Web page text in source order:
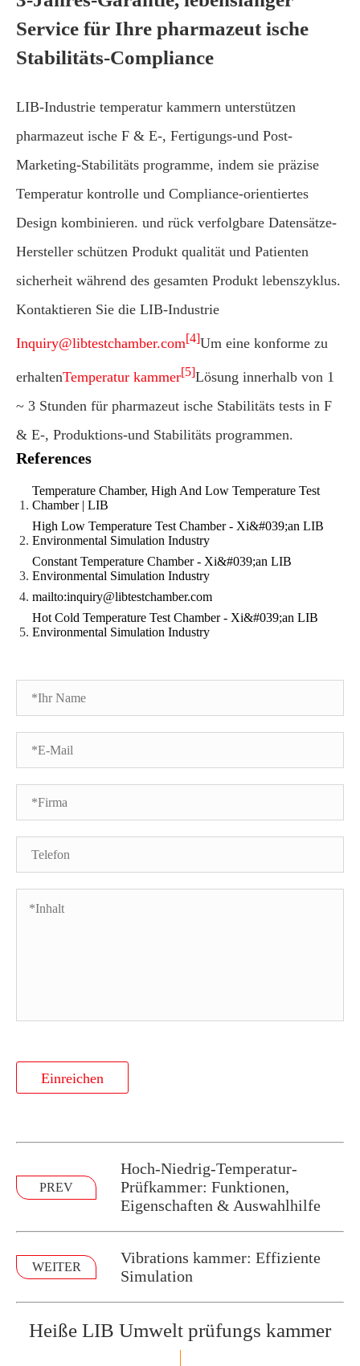
Service für Ihre pharmazeut ische
Stabilitäts-Compliance
LIB-Industrie temperatur kammern unterstützen
pharmazeut ische F & E-, Fertigungs-und Post-
Marketing-Stabilitäts programme, indem sie präzise
Temperatur kontrolle und Compliance-orientiertes
Design kombinieren. und rück verfolgbare Datensätze-
Hersteller schützen Produkt qualität und Patienten
sicherheit während des gesamten Produkt lebenszyklus.
Kontaktieren Sie die LIB-Industrie
Inquiry@libtestchamber.com[4]Um eine konforme zu
erhaltenTemperatur kammer[5]Lösung innerhalb von 1
~ 3 Stunden für pharmazeut ische Stabilitäts tests in F
& E-, Produktions-und Stabilitäts programmen.
References
Temperature Chamber, High And Low Temperature Test
Chamber | LIB
High Low Temperature Test Chamber - Xi&#039;an LIB
Environmental Simulation Industry
Constant Temperature Chamber - Xi&#039;an LIB
Environmental Simulation Industry
mailto:inquiry@libtestchamber.com
Hot Cold Temperature Test Chamber - Xi&#039;an LIB
Environmental Simulation Industry
Einreichen
PREV
Hoch-Niedrig-Temperatur-
Prüfkammer: Funktionen,
Eigenschaften & Auswahlhilfe
WEITER
Vibrations kammer: Effiziente
Simulation
Heiße LIB Umwelt prüfungs kammer